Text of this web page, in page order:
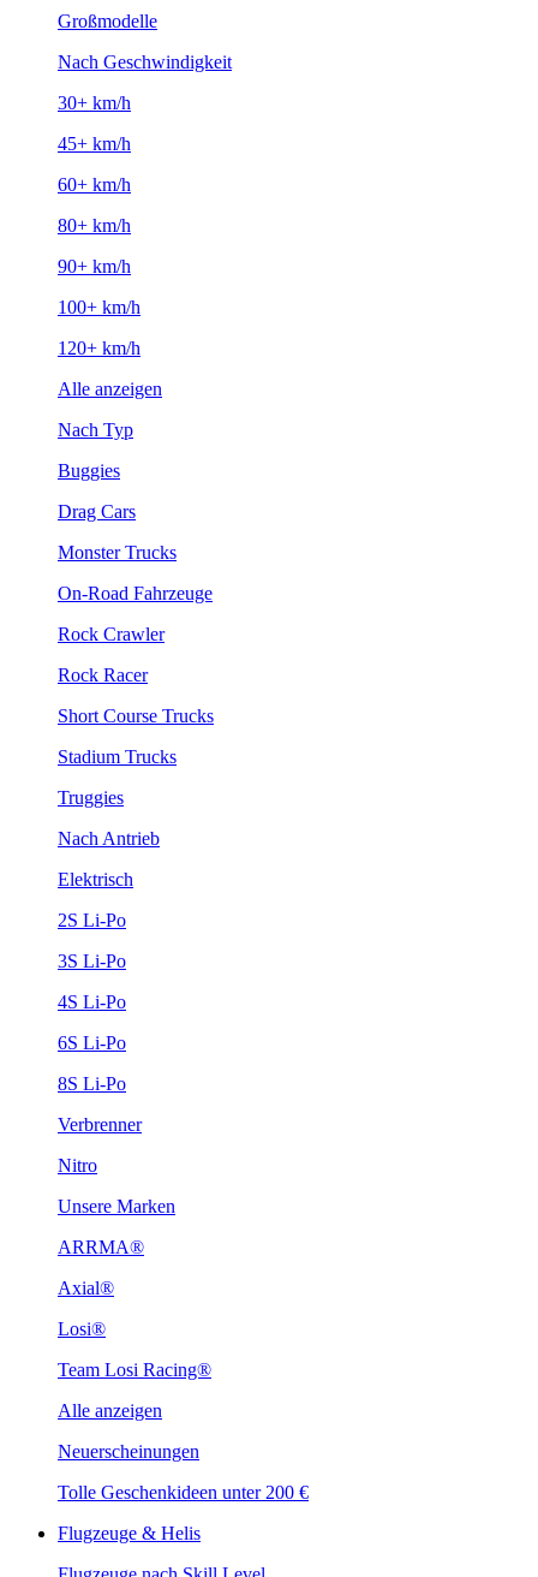
Großmodelle
Nach Geschwindigkeit
30+ km/h
45+ km/h
60+ km/h
80+ km/h
90+ km/h
100+ km/h
120+ km/h
Alle anzeigen
Nach Typ
Buggies
Drag Cars
Monster Trucks
On-Road Fahrzeuge
Rock Crawler
Rock Racer
Short Course Trucks
Stadium Trucks
Truggies
Nach Antrieb
Elektrisch
2S Li-Po
3S Li-Po
4S Li-Po
6S Li-Po
8S Li-Po
Verbrenner
Nitro
Unsere Marken
ARRMA®
Axial®
Losi®
Team Losi Racing®
Alle anzeigen
Neuerscheinungen
Tolle Geschenkideen unter 200 €
Flugzeuge & Helis